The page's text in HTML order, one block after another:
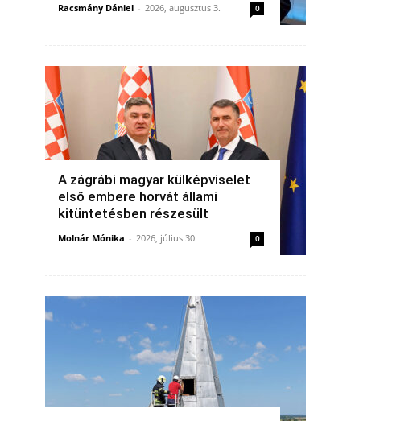
Racsmány Dániel - 2026, augusztus 3. 0
A zágrábi magyar külképviselet
első embere horvát állami
kitüntetésben részesült
Molnár Mónika - 2026, július 30. 0